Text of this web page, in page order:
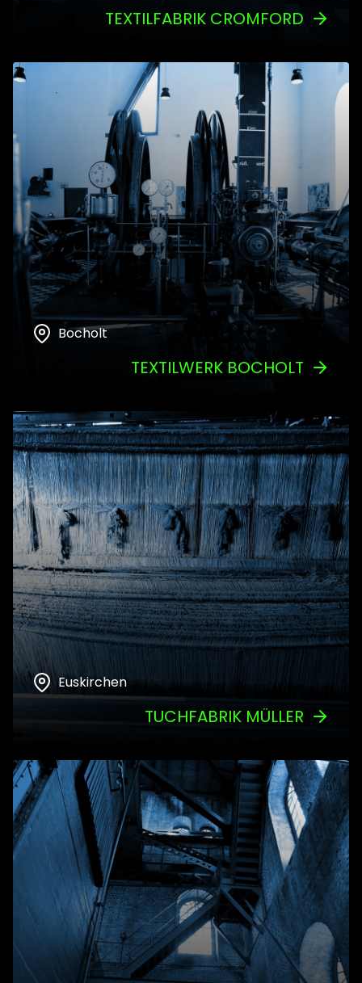
TEXTILFABRIK CROMFORD
Bocholt
TEXTILWERK BOCHOLT
Euskirchen
TUCHFABRIK MÜLLER